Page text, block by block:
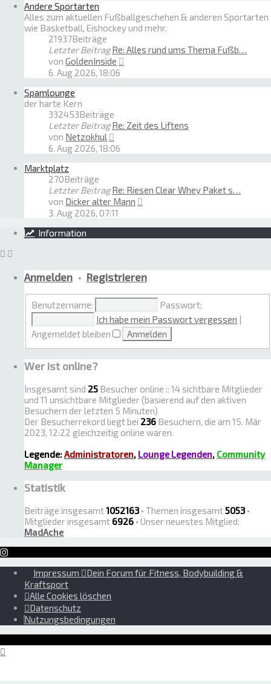
Andere Sportarten
Alles zum aktuellen Fußballgeschehen & anderen Sportarten
wie Basketball, Eishockey und mehr.
21937Beiträge
Letzter Beitrag Re: Alles rund ums Thema Fußb…
von GoldenInside
6. Aug 2026, 18:06
Spamlounge
der harte Kern
332453Beiträge
Letzter Beitrag Re: Zeit des Liftens
von Netzokhul
Beitrag
6. Aug 2026, 18:06
Marktplatz
270Beiträge
Letzter Beitrag Re: Riesen Clear Whey Paket s…
von Dicker alter Mann
3. Aug 2026, 07:11
Information
Anmelden • Registrieren
Benutzername:
Passwort:
Ich habe mein Passwort vergessen
Angemeldet bleiben
Wer ist online?
Insgesamt sind 25 Besucher online :: 14 sichtbare Mitglieder
und 11 unsichtbare Mitglieder (basierend auf den aktiven
Besuchern der letzten 5 Minuten)
Der Besucherrekord liegt bei 236 Besuchern, die am 15. Mär
2023, 12:22 gleichzeitig online waren.
Legende:Administratoren, Lounge Legenden, Community
Manager
Statistik
Beiträge insgesamt1052163• Themen insgesamt5053•
Mitglieder insgesamt 6926 • Unser neuestes Mitglied:
MadAche
Impressum
Dein Forum für Fitness, Bodybuilding &
Kraftsport
Alle Cookies löschen
Datenschutz
Nutzungsbedingungen